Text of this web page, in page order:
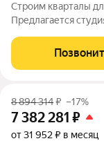
Строим кварталы
Предлагается
"Мытищи Парк".Квартиру в
как с отделкой, так и
8 894 314₽ –17%
7 382 281 ₽
от 31 952 ₽ в месяц